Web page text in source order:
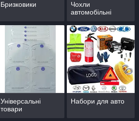
Бризковики
Чохли
автомобільні
Універсальні
товари
Набори для авто